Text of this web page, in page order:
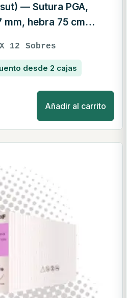
— Sutura PGA,
mm, hebra 75 cm
12 Sobres
desde 2 cajas
Añadir al carrito